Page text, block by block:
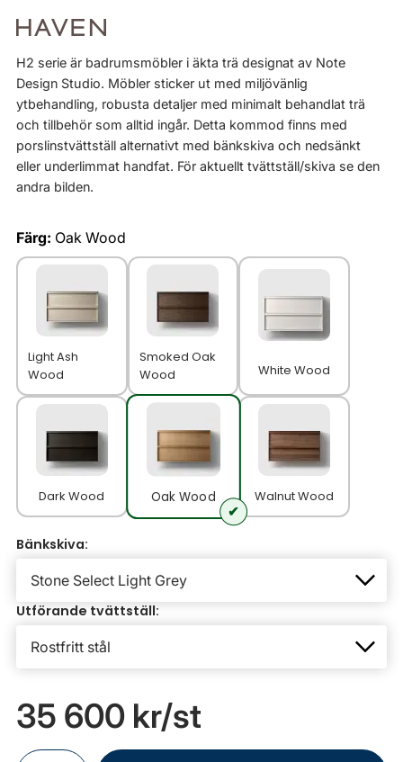
H2 serie är badrumsmöbler i äkta trä designat av Note
Design Studio. Möbler sticker ut med miljövänlig
ytbehandling, robusta detaljer med minimalt behandlat trä
och tillbehör som alltid ingår. Detta kommod finns med
porslinstvättställ alternativt med bänkskiva och nedsänkt
eller underlimmat handfat. För aktuellt tvättställ/skiva se den
andra bilden.
Färg: Oak Wood
Light Ash
Wood
Smoked Oak
Wood
White Wood
Dark Wood Oak Wood Walnut Wood
Bänkskiva:
Utförande tvättställ:
35 600 kr/st